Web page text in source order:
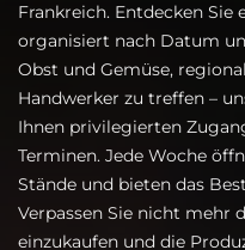
Frankreich. Entdecken Sie
organisiert nach Datum
Obst und Gemüse,
Handwerker zu treffen –
Ihnen privilegierten
Terminen. Jede Woche
Stände und bieten das
Verpassen Sie nicht mehr
einzukaufen und die